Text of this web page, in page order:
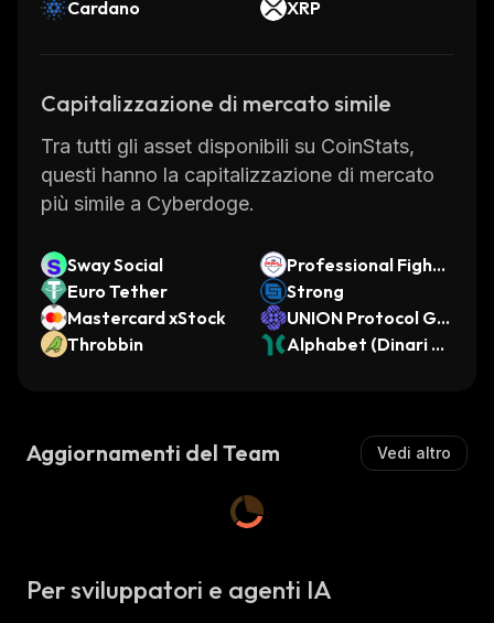
Cardano XRP
Capitalizzazione di mercato simile
Tra tutti gli asset disponibili su CoinStats,
questi hanno la capitalizzazione di mercato
più simile a Cyberdoge.
Sway Social
Professional Fighte
rs League Fan Toke
n
Euro Tether
Strong
Mastercard xStock
UNION Protocol Go
vernance
Throbbin
Alphabet (Dinari To
Aggiornamenti del Team Vedi altro
Per sviluppatori e agenti IA